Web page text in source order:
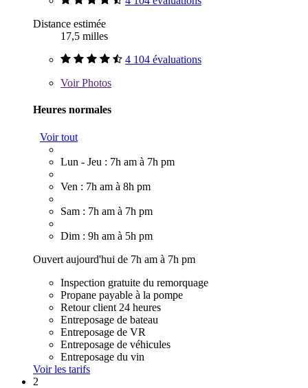
Distance estimée
17,5 milles
4 104 évaluations
VoirPhotos
Heures normales
Voir tout
Lun - Jeu : 7h am à 7h pm
Ven : 7h am à 8h pm
Sam : 7h am à 7h pm
Dim : 9h am à 5h pm
Ouvert aujourd'hui de 7h am à 7h pm
Inspection gratuite du remorquage
Propane payable à la pompe
Retour client 24 heures
Entreposage de bateau
Entreposage de VR
Entreposage de véhicules
Entreposage du vin
Voir les tarifs
2